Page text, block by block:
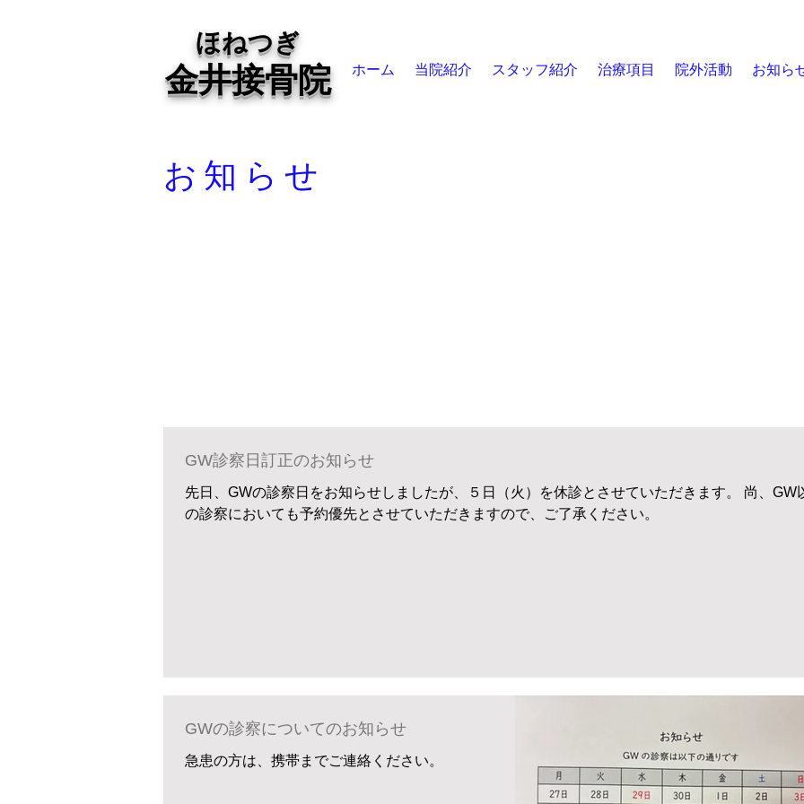
ホーム 当院紹介 スタッフ紹介 治療項目 院外活動 お知ら
ほねつぎ
金井接骨院
お知らせ
GW診察日訂正のお知らせ
先日、GWの診察日をお知らせしましたが、５日（火）を休診とさせていただきます。 尚、GW
の診察においても予約優先とさせていただきますので、ご了承ください。
GWの診察についてのお知らせ
急患の方は、携帯までご連絡ください。